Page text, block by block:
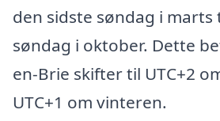
den sidste søndag i marts
søndag i oktober. Dette
en-Brie skifter til UTC+2
UTC+1 om vinteren.